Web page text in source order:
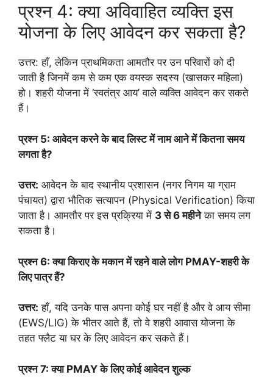
प्रश्न 4: क्या अविवाहित व्यक्ति इस
योजना के लिए आवेदन कर सकता है?
उत्तर: हाँ, लेकिन प्राथमिकता आमतौर पर उन परिवारों को दी
जाती है जिनमें कम से कम एक वयस्क सदस्य (खासकर महिला)
हो। शहरी योजना में ‘स्वतंत्र आय’ वाले व्यक्ति आवेदन कर सकते
हैं।
प्रश्न 5: आवेदन करने के बाद लिस्ट में नाम आने में कितना समय
लगता है?
उत्तर: आवेदन के बाद स्थानीय प्रशासन (नगर निगम या ग्राम
पंचायत) द्वारा भौतिक सत्यापन (Physical Verification) किया
जाता है। आमतौर पर इस प्रक्रिया में 3 से 6 महीनेका समय लग
सकता है।
प्रश्न 6: क्या किराए के मकान में रहने वाले लोग PMAY-शहरी के
लिए पात्र हैं?
उत्तर: हाँ, यदि उनके पास अपना कोई घर नहीं है और वे आय सीमा
(EWS/LIG) के भीतर आते हैं, तो वे शहरी आवास योजना के
तहत फ्लैट या घर के लिए आवेदन कर सकते हैं।
प्रश्न 7: क्या PMAY के लिए कोई आवेदन शुल्क